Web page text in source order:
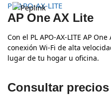
PL APO-AX-LITE
AP One AX Lite
Con el PL APO-AX-LITE AP
conexión Wi-Fi de alta
lugar de tu hogar u oficina.
Consultar